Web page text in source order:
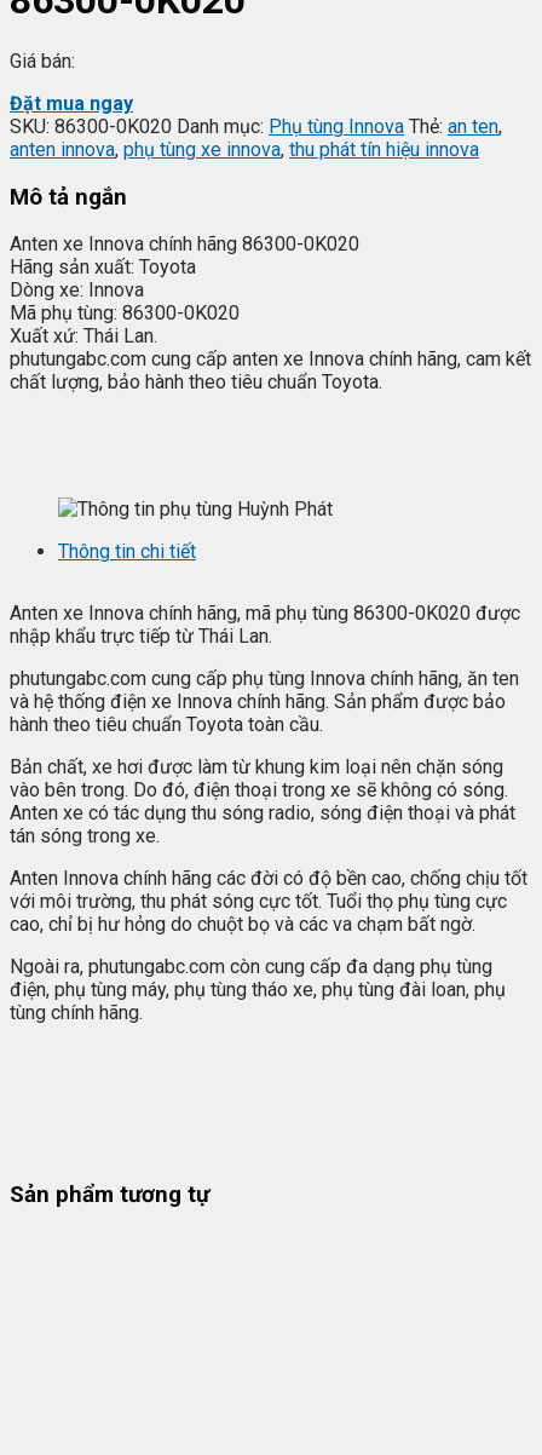
Giá bán:
Đặt mua ngay
SKU: 86300-0K020 Danh mục: Phụ tùng Innova Thẻ: an ten,
anten innova, phụ tùng xe innova, thu phát tín hiệu innova
Mô tả ngắn
Anten xe Innova chính hãng 86300-0K020
Hãng sản xuất: Toyota
Dòng xe: Innova
Mã phụ tùng: 86300-0K020
Xuất xứ: Thái Lan.
phutungabc.com cung cấp anten xe Innova chính hãng, cam kết
chất lượng, bảo hành theo tiêu chuẩn Toyota.
Thông tin chi tiết
Anten xe Innova chính hãng, mã phụ tùng 86300-0K020 được
nhập khẩu trực tiếp từ Thái Lan.
phutungabc.com cung cấp phụ tùng Innova chính hãng, ăn ten
và hệ thống điện xe Innova chính hãng. Sản phẩm được bảo
hành theo tiêu chuẩn Toyota toàn cầu.
Bản chất, xe hơi được làm từ khung kim loại nên chặn sóng
vào bên trong. Do đó, điện thoại trong xe sẽ không có sóng.
Anten xe có tác dụng thu sóng radio, sóng điện thoại và phát
tán sóng trong xe.
Anten Innova chính hãng các đời có độ bền cao, chống chịu tốt
với môi trường, thu phát sóng cực tốt. Tuổi thọ phụ tùng cực
cao, chỉ bị hư hỏng do chuột bọ và các va chạm bất ngờ.
Ngoài ra, phutungabc.com còn cung cấp đa dạng phụ tùng
điện, phụ tùng máy, phụ tùng tháo xe, phụ tùng đài loan, phụ
tùng chính hãng.
Sản phẩm tương tự